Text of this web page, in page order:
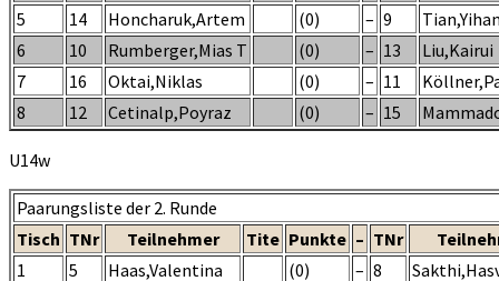
5
14 Honcharuk,Artem (0) – 9
6
10 Rumberger,Mias T (0) – 13
Liu,Kairui
7
16 Oktai,Niklas (0) – 11
8
12 Cetinalp,Poyraz (0) – 15
U14w
Paarungsliste der 2. Runde
Tisch TNr Teilnehmer Tite Punkte – TNr
1
5 Haas,Valentina (0) – 8